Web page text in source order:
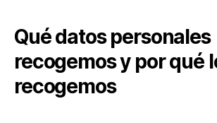
Qué datos personales
recogemos y por qué
recogemos